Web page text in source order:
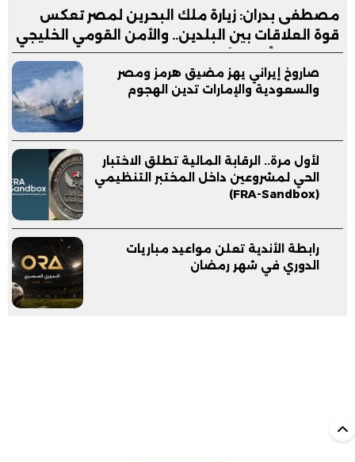
مصطفى بدران: زيارة ملك البحرين لمصر تعكس
قوة العلاقات بين البلدين.. والأمن القومي الخليجي
جزء لا يتجزأ من الأمن القومي المصري
صاروخ إيراني يهز مضيق هرمز ومصر
والسعودية والإمارات تدين الهجوم
لأول مرة.. الرقابة المالية تطلق الاختبار
الحي لمشروعين داخل المختبر التنظيمي
(FRA-Sandbox)
رابطة الأندية تعلن مواعيد مباريات
الدوري في شهر رمضان